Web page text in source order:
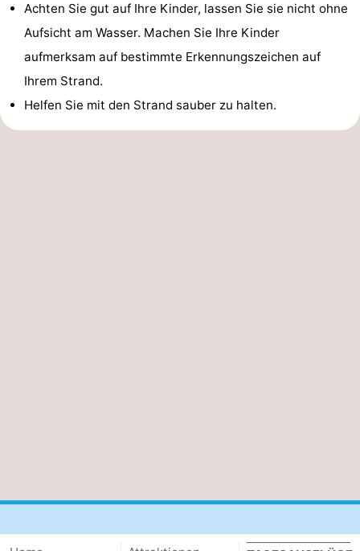
Achten Sie gut auf Ihre Kinder, lassen Sie sie nicht ohne
Aufsicht am Wasser. Machen Sie Ihre Kinder
aufmerksam auf bestimmte Erkennungszeichen auf
Ihrem Strand.
Helfen Sie mit den Strand sauber zu halten.